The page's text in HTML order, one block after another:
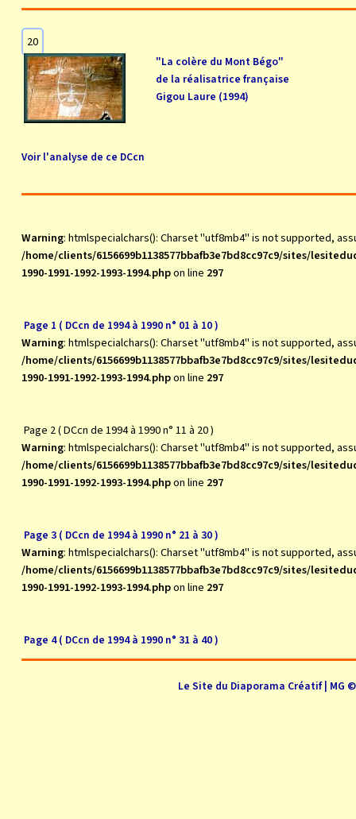
20
"La colère du Mont Bégo"
de la réalisatrice française
Gigou Laure (1994)
Voir l'analyse de ce DCcn
Warning: htmlspecialchars(): Charset "utf8mb4" is not supported,
/home/clients/6156699b1138577bbafb3e7bd8cc97c9/sites/
1990-1991-1992-1993-1994.phpon line 297
Page 1 ( DCcn de 1994 à 1990 n° 01 à 10 )
Warning: htmlspecialchars(): Charset "utf8mb4" is not supported,
/home/clients/6156699b1138577bbafb3e7bd8cc97c9/sites/
1990-1991-1992-1993-1994.phpon line 297
Page 2 ( DCcn de 1994 à 1990 n° 11 à 20 )
Warning: htmlspecialchars(): Charset "utf8mb4" is not supported,
/home/clients/6156699b1138577bbafb3e7bd8cc97c9/sites/
1990-1991-1992-1993-1994.phpon line 297
Page 3 ( DCcn de 1994 à 1990 n° 21 à 30 )
Warning: htmlspecialchars(): Charset "utf8mb4" is not supported,
/home/clients/6156699b1138577bbafb3e7bd8cc97c9/sites/
1990-1991-1992-1993-1994.phpon line 297
Page 4 ( DCcn de 1994 à 1990 n° 31 à 40 )
Le Site du Diaporama Créatif | MG